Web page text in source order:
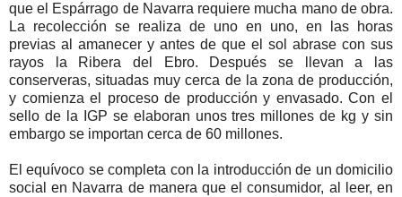
que el Espárrago de Navarra requiere mucha mano de obra.
La recolección se realiza de uno en uno, en las horas
previas al amanecer y antes de que el sol abrase con sus
rayos la Ribera del Ebro. Después se llevan a las
conserveras, situadas muy cerca de la zona de producción,
y comienza el proceso de producción y envasado. Con el
sello de la IGP se elaboran unos tres millones de kg y sin
embargo se importan cerca de 60 millones.
El equívoco se completa con la introducción de un domicilio
social en Navarra de manera que el consumidor, al leer, en